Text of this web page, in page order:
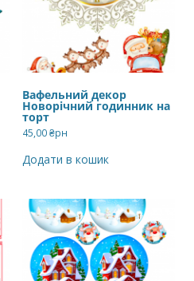
Вафельний декор
Новорічний годинник на
торт
45,00₴рн
Додати в кошик